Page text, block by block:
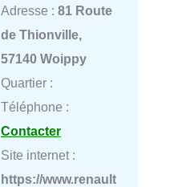
Adresse : 81 Route
de Thionville,
57140 Woippy
Quartier :
Téléphone :
Contacter
Site internet :
https://www.renault